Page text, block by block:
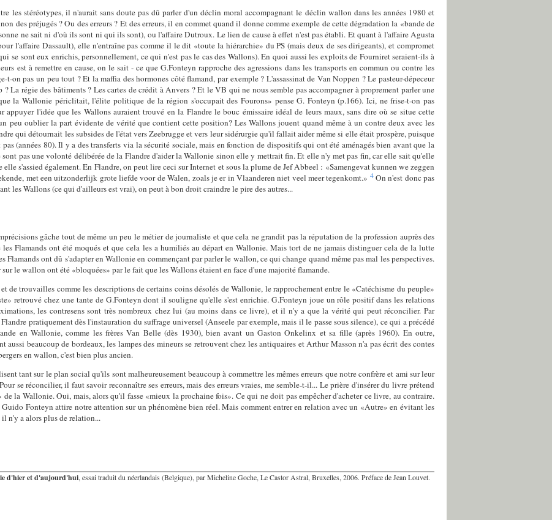
les stéréotypes, il n'aurait sans doute pas dû parler d'un déclin moral accompagnant le déclin wallon dans les années 1980 et
des préjugés ? Ou des erreurs ? Et des erreurs, il en commet quand il donne comme exemple de cette dégradation la «bande de
ne sait ni d'où ils sont ni qui ils sont), ou l'affaire Dutroux. Le lien de cause à effet n'est pas établi. Et quant à l'affaire Agusta
l'affaire Dassault), elle n'entraîne pas comme il le dit «toute la hiérarchie» du PS (mais deux de ses dirigeants), et compromet
se sont eux enrichis, personnellement, ce qui n'est pas le cas des Wallons). En quoi aussi les exploits de Fourniret seraient-ils à
est à remettre en cause, on le sait - ce que G.Fonteyn rapproche des agressions dans les transports en commun ou contre les
t-on pas un peu tout ? Et la maffia des hormones côté flamand, par exemple ? L'assassinat de Van Noppen ? Le pasteur-dépeceur
La régie des bâtiments ? Les cartes de crédit à Anvers ? Et le VB qui ne nous semble pas accompagner à proprement parler une
la Wallonie périclitait, l'élite politique de la région s'occupait des Fourons» pense G. Fonteyn (p.166). Ici, ne frise-t-on pas
appuyer l'idée que les Wallons auraient trouvé en la Flandre le bouc émissaire idéal de leurs maux, sans dire où se situe cette
peu oublier la part évidente de vérité que contient cette position? Les Wallons jouent quand même à un contre deux avec les
qui détournait les subsides de l'état vers Zeebrugge et vers leur sidérurgie qu'il fallait aider même si elle était prospère, puisque
(années 80). Il y a des transferts via la sécurité sociale, mais en fonction de dispositifs qui ont été aménagés bien avant que la
sont pas une volonté délibérée de la Flandre d'aider la Wallonie sinon elle y mettrait fin. Et elle n'y met pas fin, car elle sait qu'elle
s'assied également. En Flandre, on peut lire ceci sur Internet et sous la plume de Jef Abbeel : «Samengevat kunnen we zeggen
met een uitzonderlijk grote liefde voor de Walen, zoals je er in Vlaanderen niet veel meer tegenkomt.» 4On n'est donc pas
les Wallons (ce qui d'ailleurs est vrai), on peut à bon droit craindre le pire des autres...
gâche tout de même un peu le métier de journaliste et que cela ne grandit pas la réputation de la profession auprès des
Flamands ont été moqués et que cela les a humiliés au départ en Wallonie. Mais tort de ne jamais distinguer cela de la lutte
Flamands ont dû s'adapter en Wallonie en commençant par parler le wallon, ce qui change quand même pas mal les perspectives.
le wallon ont été «bloquées» par le fait que les Wallons étaient en face d'une majorité flamande.
de trouvailles comme les descriptions de certains coins désolés de Wallonie, le rapprochement entre le «Catéchisme du peuple»
retrouvé chez une tante de G.Fonteyn dont il souligne qu'elle s'est enrichie. G.Fonteyn joue un rôle positif dans les relations
les contresens sont très nombreux chez lui (au moins dans ce livre), et il n'y a que la vérité qui peut réconcilier. Par
pratiquement dès l'instauration du suffrage universel (Anseele par exemple, mais il le passe sous silence), ce qui a précédé
en Wallonie, comme les frères Van Belle (dès 1930), bien avant un Gaston Onkelinx et sa fille (après 1960). En outre,
beaucoup de bordeaux, les lampes des mineurs se retrouvent chez les antiquaires et Arthur Masson n'a pas écrit des contes
en wallon, c'est bien plus ancien.
tant sur le plan social qu'ils sont malheureusement beaucoup à commettre les mêmes erreurs que notre confrère et ami sur leur
se réconcilier, il faut savoir reconnaître ses erreurs, mais des erreurs vraies, me semble-t-il... Le prière d'insérer du livre prétend
la Wallonie. Oui, mais, alors qu'il fasse «mieux la prochaine fois». Ce qui ne doit pas empêcher d'acheter ce livre, au contraire.
Fonteyn attire notre attention sur un phénomène bien réel. Mais comment entrer en relation avec un «Autre» en évitant les
n'y a alors plus de relation...
d'hier et d'aujourd'hui, essai traduit du néerlandais (Belgique), par Micheline Goche, Le Castor Astral, Bruxelles, 2006. Préface de Jean Louvet.